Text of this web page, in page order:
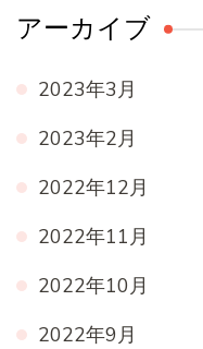
アーカイブ
2023年3月
2023年2月
2022年12月
2022年11月
2022年10月
2022年9月